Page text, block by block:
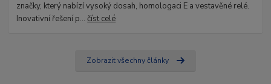
značky, který nabízí vysoký dosah, homologaci E a vestavěné relé.
Inovativní řešení p...číst celé
Zobrazit všechny články